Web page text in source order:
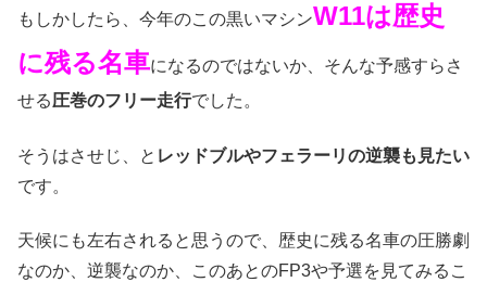
もしかしたら、今年のこの黒いマシンW11は歴史
に残る名車になるのではないか、そんな予感すらさ
せる圧巻のフリー走行でした。
そうはさせじ、と レッドブルやフェラーリの逆襲も見たい
です。
天候にも左右されると思うので、歴史に残る名車の圧勝劇
なのか、逆襲なのか、このあとのFP3や予選を見てみるこ